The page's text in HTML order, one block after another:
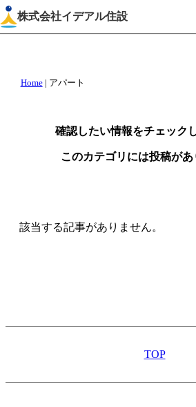
株式会社イデアル住設
Home アパート
確認したい情報をチェック
このカテゴリには投稿があ
該当する記事がありません。
TOP